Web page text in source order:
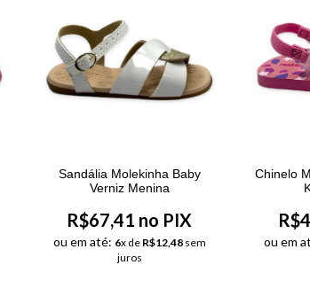
Sandália Molekinha Baby
Verniz Menina
R$67,41 no PIX
ou em até: 6x de R$12,48sem
juros
Chinelo
ou em